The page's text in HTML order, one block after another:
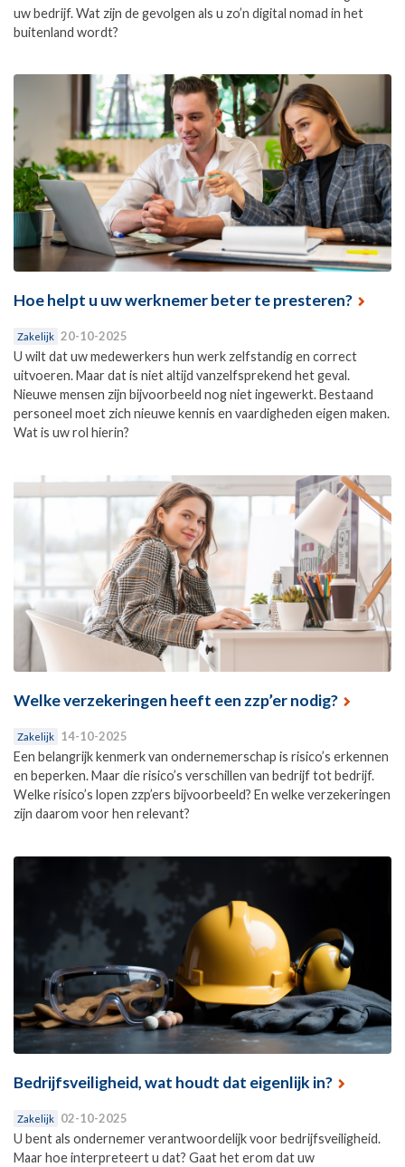
uw bedrijf. Wat zijn de gevolgen als u zo’n digital nomad in het
buitenland wordt?
Hoe helpt u uw werknemer beter te presteren?
Zakelijk 20-10-2025
U wilt dat uw medewerkers hun werk zelfstandig en correct
uitvoeren. Maar dat is niet altijd vanzelfsprekend het geval.
Nieuwe mensen zijn bijvoorbeeld nog niet ingewerkt. Bestaand
personeel moet zich nieuwe kennis en vaardigheden eigen maken.
Wat is uw rol hierin?
Welke verzekeringen heeft een zzp’er nodig?
Zakelijk 14-10-2025
Een belangrijk kenmerk van ondernemerschap is risico’s erkennen
en beperken. Maar die risico’s verschillen van bedrijf tot bedrijf.
Welke risico’s lopen zzp’ers bijvoorbeeld? En welke verzekeringen
zijn daarom voor hen relevant?
Bedrijfsveiligheid, wat houdt dat eigenlijk in?
Zakelijk 02-10-2025
U bent als ondernemer verantwoordelijk voor bedrijfsveiligheid.
Maar hoe interpreteert u dat? Gaat het erom dat uw